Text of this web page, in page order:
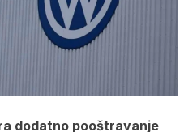
dodatno pooštravanje